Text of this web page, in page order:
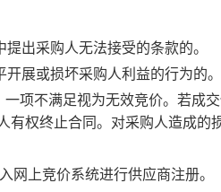
出采购人无法接受的条款的。
展或损坏采购人利益的行为的。
一项不满足视为无效竞价。若成
权终止合同。对采购人造成的
网上竞价系统进行供应商注册。